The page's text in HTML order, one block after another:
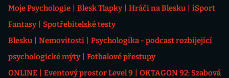
Moje Psychologie Blesk Tlapky Hráči na Blesku
iSport
Fantasy
Spotřebitelské testy
Blesku
Nemovitosti
Psychologika - podcast rozbíjející
psychologické mýty
Fotbalové přestupy
ONLINE
Eventový prostor Level 9
OKTAGON 92: Szabová